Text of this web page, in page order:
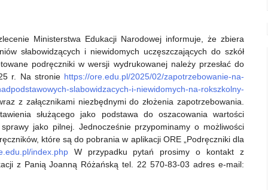
Ministerstwa Edukacji Narodowej informuje, że zbiera
słabowidzących i niewidomych uczęszczających do szkół
podręczniki w wersji wydrukowanej należy przesłać do
r. Na stronie https://ore.edu.pl/2025/02/zapotrzebowanie-na-
slabowidzacych-i-niewidomych-na-rokszkolny-
z załącznikami niezbędnymi do złożenia zapotrzebowania.
służącego jako podstawa do oszacowania wartości
jako pilnej. Jednocześnie przypominamy o możliwości
które są do pobrania w aplikacji ORE „Podręczniki dla
index.phpW przypadku pytań prosimy o kontakt z
z Panią Joanną Różańską tel. 22 570-83-03 adres e-mail: